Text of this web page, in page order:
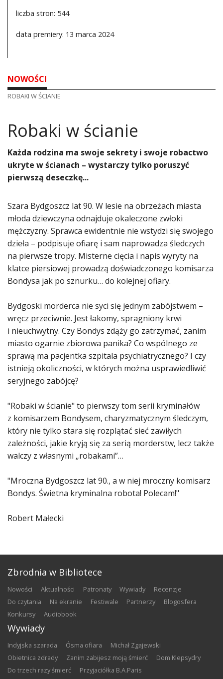
liczba stron: 544
data premiery: 13 marca 2024
NOWOŚCI
ROBAKI W ŚCIANIE
Robaki w ścianie
​Każda rodzina ma swoje sekrety i swoje robactwo
ukryte w ścianach – wystarczy tylko poruszyć
pierwszą deseczkę...
Szara Bydgoszcz lat 90. W lesie na obrzeżach miasta
młoda dziewczyna odnajduje okaleczone zwłoki
mężczyzny. Sprawca ewidentnie nie wstydzi się swojego
dzieła – podpisuje ofiarę i sam naprowadza śledczych
na pierwsze tropy. Misterne cięcia i napis wyryty na
klatce piersiowej prowadzą doświadczonego komisarza
Bondysa jak po sznurku… do kolejnej ofiary.
Bydgoski morderca nie syci się jednym zabójstwem –
wręcz przeciwnie. Jest łakomy, spragniony krwi
i nieuchwytny. Czy Bondys zdąży go zatrzymać, zanim
miasto ogarnie zbiorowa panika? Co wspólnego ze
sprawą ma pacjentka szpitala psychiatrycznego? I czy
istnieją okoliczności, w których można usprawiedliwić
seryjnego zabójcę?
"Robaki w ścianie" to pierwszy tom serii kryminałów
z komisarzem Bondysem, charyzmatycznym śledczym,
który nie tylko stara się rozplątać sieć zawiłych
zależności, jakie kryją się za serią morderstw, lecz także
walczy z włas­nymi „robakami”…
"Mroczna Bydgoszcz lat 90., a w niej mroczny komisarz
Bondys. Świetna kryminalna robota! Polecam!"
Robert Małecki
Zbrodnia w Bibliotece
nowości aktualności patronaty wywiady
recenzje
do czytania
na ekranie festiwale partnerzy
blogosfera
konkursy
audiobook
Wywiady
Indyjska szarada Ósma ofiara
Michał Zgajewski
Obietnica zdrady
Zanim zabijesz moją śmierć
Dom Klepsydry
Do trzech razy śmierć
Przyjaciółka B.A.Paris